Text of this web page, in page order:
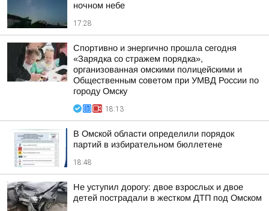
ночном небе
17:28
Спортивно и энергично прошла сегодня
«Зарядка со стражем порядка»,
организованная омскими полицейскими и
Общественным советом при УМВД России по
городу Омску
18:13
В Омской области определили порядок
партий в избирательном бюллетене
18:48
Не уступил дорогу: двое взрослых и двое
детей пострадали в жестком ДТП под Омском